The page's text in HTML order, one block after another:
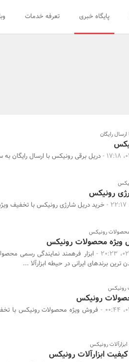
پایگاه خبری تعرفه خدمات
رایگان
دریل برقی رونیکس با ارسال رایگان
رونیکس
خرید دریل شارژی رونیکس با تخفیف
رونیکس
ویژه محصولات رونیکس
ابزار فرهمند نمایندگی رسمی
برندهای ایرانی در حیطه ابزارآلا ...
رونیکس
رونیکس
رونیکس
ابزارآلات رونیکس